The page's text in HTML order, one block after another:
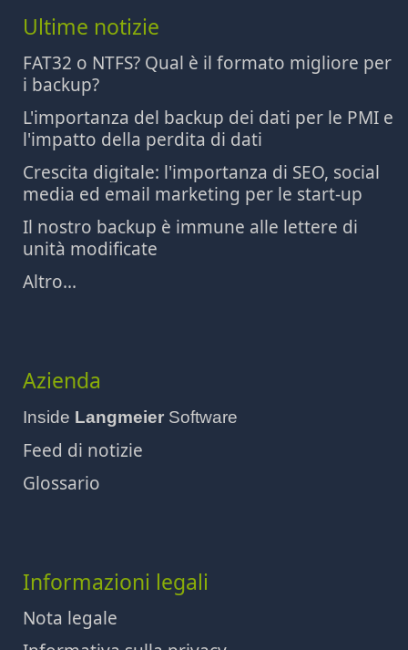
Ultime notizie
FAT32 o NTFS? Qual è il formato migliore per
i backup?
L'importanza del backup dei dati per le PMI e
l'impatto della perdita di dati
Crescita digitale: l'importanza di SEO, social
media ed email marketing per le start-up
Il nostro backup è immune alle lettere di
unità modificate
Altro...
Azienda
Inside Langmeier Software
Feed di notizie
Glossario
Informazioni legali
Nota legale